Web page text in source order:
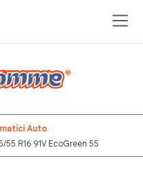
Auto
55 R16 91V EcoGreen 55